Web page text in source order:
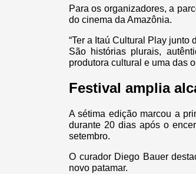
Para os organizadores, a
do cinema da Amazônia.
“Ter a Itaú Cultural Play
São histórias plurais,
produtora cultural e uma das
Festival amplia
A sétima edição marcou a
durante 20 dias após o
setembro.
O curador Diego Bauer
novo patamar.